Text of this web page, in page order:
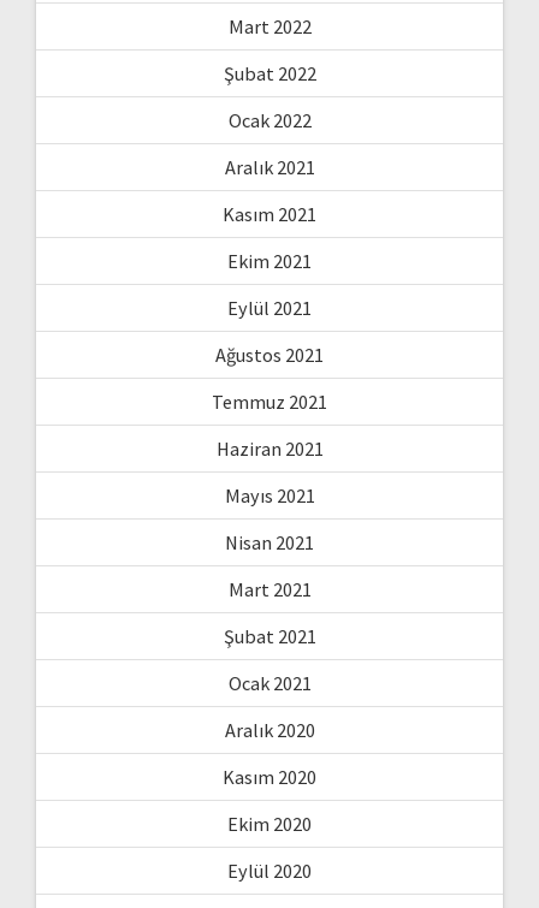
Mart 2022
Şubat 2022
Ocak 2022
Aralık 2021
Kasım 2021
Ekim 2021
Eylül 2021
Ağustos 2021
Temmuz 2021
Haziran 2021
Mayıs 2021
Nisan 2021
Mart 2021
Şubat 2021
Ocak 2021
Aralık 2020
Kasım 2020
Ekim 2020
Eylül 2020